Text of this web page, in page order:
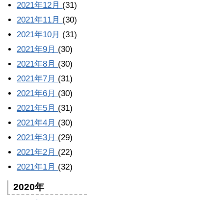
2021年12月 (31)
2021年11月 (30)
2021年10月 (31)
2021年9月 (30)
2021年8月 (30)
2021年7月 (31)
2021年6月 (30)
2021年5月 (31)
2021年4月 (30)
2021年3月 (29)
2021年2月 (22)
2021年1月 (32)
2020年